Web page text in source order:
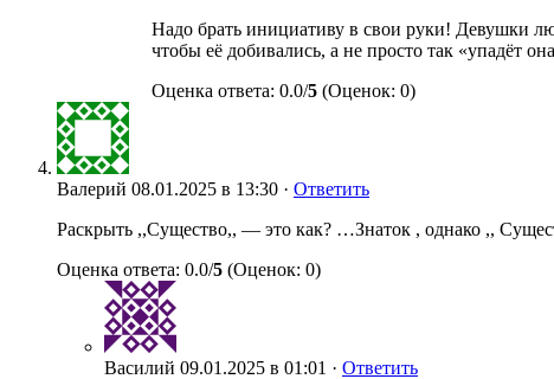
Надо брать инициативу в свои руки! Девушки
чтобы её добивались, а не просто так «упадёт
Оценка ответа: 0.0/5 (Оценок: 0)
Валерий 08.01.2025 в 13:30 · Ответить
Раскрыть ,,Существо,, — это как? …Знаток , однако ,,
Оценка ответа: 0.0/5 (Оценок: 0)
Василий 09.01.2025 в 01:01 · Ответить